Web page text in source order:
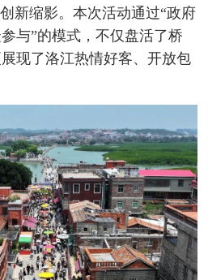
新缩影。本次活动通过“政府
与”的模式，不仅盘活了桥
现了洛江热情好客、开放包